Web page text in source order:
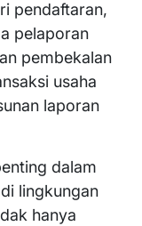
pendaftaran,
pelaporan
pembekalan
usaha
laporan
dalam
lingkungan
hanya